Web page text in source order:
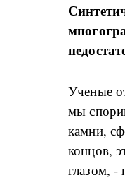
Ученые
мы
камни,
концов,
глазом, -